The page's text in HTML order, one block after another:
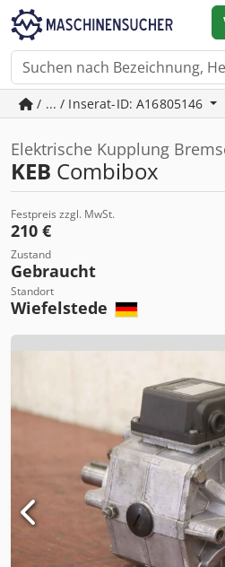
/ ... / Inserat-ID: A16805146
Elektrische Kupplung
KEB Combibox
Festpreis zzgl. MwSt.
210 €
Zustand
Gebraucht
Standort
Wiefelstede